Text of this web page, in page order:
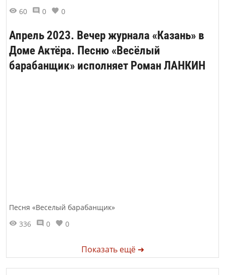
60
0 0
Апрель 2023. Вечер журнала «Казань» в
Доме Актёра. Песню «Весёлый
барабанщик» исполняет Роман ЛАНКИН
Песня «Веселый барабанщик»
336
0 0
Показать ещё ➜